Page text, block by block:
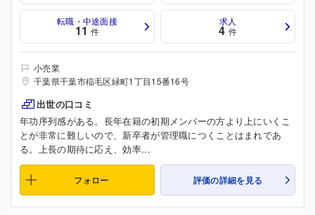
転職・中途面接
11 件
求人
4 件
小売業
千葉県千葉市稲毛区緑町1丁目15番16号
出世の口コミ
年功序列感がある。長年在籍の初期メンバーの方より上にいくこ
とが非常に難しいので、新卒者が管理職につくことはまれであ
る。上長の期待に応え、効率...
フォロー 評価の詳細を見る